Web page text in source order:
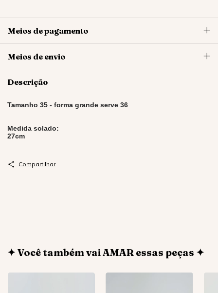
Meios de pagamento
Meios de envio
Descrição
Tamanho 35 - forma grande serve 36
Medida solado:
27cm
Compartilhar
✦ Você também vai AMAR essas peças ✦